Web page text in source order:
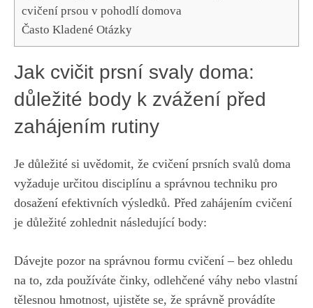
cvičení prsou v pohodlí domova
Často Kladené Otázky
Jak cvičit prsní svaly doma:
důležité body k zvážení před
zahájením rutiny
Je ⁤důležité si uvědomit, že cvičení ⁢prsních svalů doma
vyžaduje určitou disciplínu a správnou techniku pro
dosažení efektivních výsledků. Před zahájením cvičení
je důležité⁢ zohlednit následující body:
Dávejte pozor na správnou formu​ cvičení – bez ⁢ohledu
na to, zda používáte činky, odlehčené váhy nebo vlastní
tělesnou ​hmotnost, ujistěte ‍se, že⁣ správně provádíte